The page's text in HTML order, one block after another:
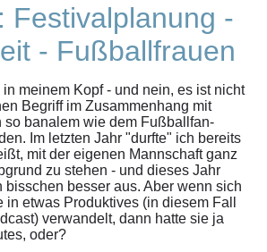
Festivalplanung -
- Fußballfrauen
in meinem Kopf - und nein, es ist nicht
Begriff im Zusammenhang mit
so banalem wie dem Fußballfan-
Im letzten Jahr "durfte" ich bereits
mit der eigenen Mannschaft ganz
zu stehen - und dieses Jahr
bisschen besser aus. Aber wenn sich
in etwas Produktives (in diesem Fall
verwandelt, dann hatte sie ja
oder?